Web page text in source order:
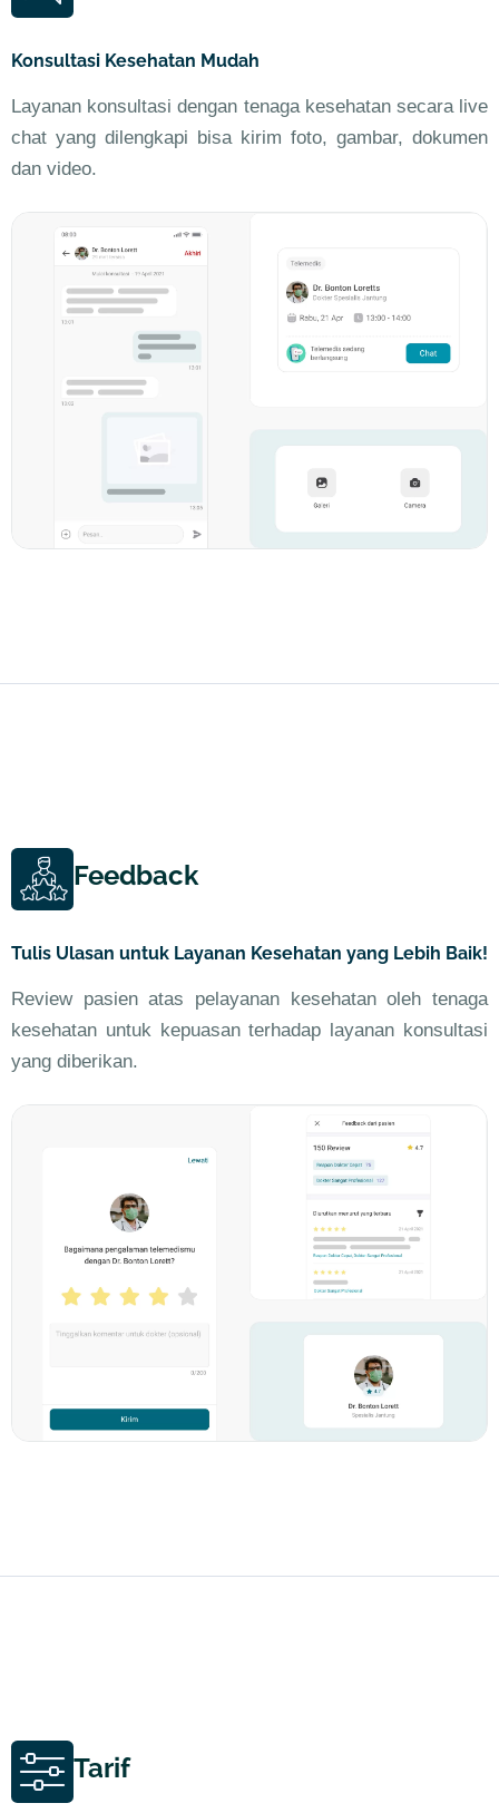
Konsultasi Kesehatan Mudah
Layanan konsultasi dengan tenaga kesehatan secara live
chat yang dilengkapi bisa kirim foto, gambar, dokumen
dan video.
Feedback
Tulis Ulasan untuk Layanan Kesehatan yang Lebih Baik!
Review pasien atas pelayanan kesehatan oleh tenaga
kesehatan untuk kepuasan terhadap layanan konsultasi
yang diberikan.
Tarif